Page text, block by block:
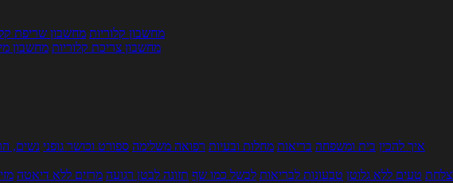
מחשבון קלוריות מחשבון שריפת
מחשבון צריכת קלוריות מחשבון
איך להכין בית ומשפחה בריאות מחלות ובעיות רפואה משלימה ספורט וכושר גופני נשים,
טעים ללא גלוטן טבעונות לבריאות לבשל כמו שף תזונה לבטן רגועה מרזים ללא דיאטה